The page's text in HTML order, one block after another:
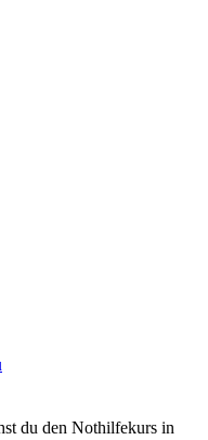
du den Nothilfekurs in